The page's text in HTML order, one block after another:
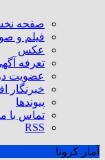
صفحه
فیلم و
عکس
تعرفه
عضویت
خبرنگار
پیوندها
تماس با
RSS
آمار کرونا